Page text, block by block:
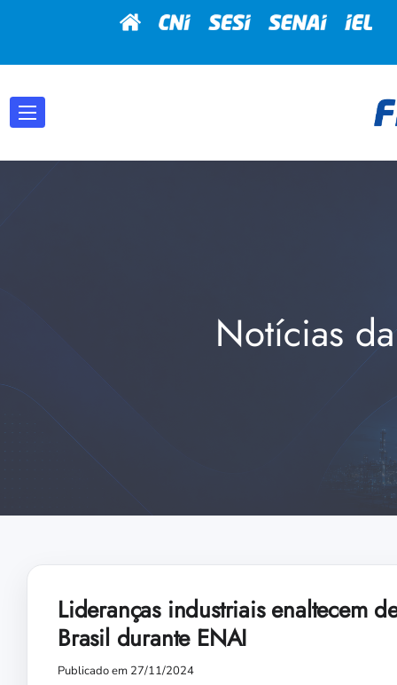
Notícias
Lideranças industriais enaltecem
Brasil durante ENAI
Publicado em 27/11/2024